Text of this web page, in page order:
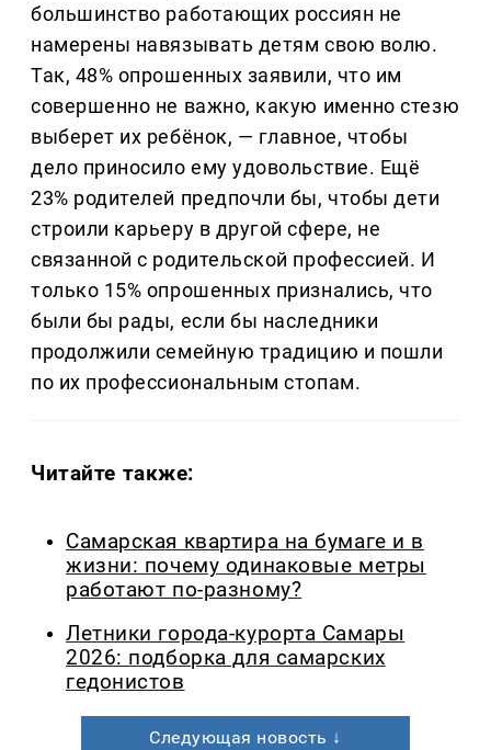
большинство работающих россиян не
намерены навязывать детям свою волю.
Так, 48% опрошенных заявили, что им
совершенно не важно, какую именно стезю
выберет их ребёнок, — главное, чтобы
дело приносило ему удовольствие. Ещё
23% родителей предпочли бы, чтобы дети
строили карьеру в другой сфере, не
связанной с родительской профессией. И
только 15% опрошенных признались, что
были бы рады, если бы наследники
продолжили семейную традицию и пошли
по их профессиональным стопам.
Читайте также:
Самарская квартира на бумаге и в
жизни: почему одинаковые метры
работают по-разному?
Летники города-курорта Самары
2026: подборка для самарских
гедонистов
Следующая новость ↓